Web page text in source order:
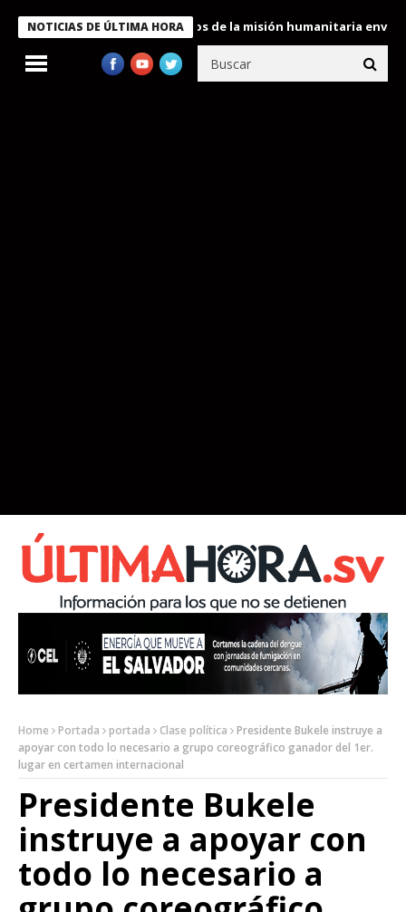
NOTICIAS DE ÚLTIMA HORA
condecora a miembros de la misión humanitaria enviada a
Home Portada portada Clase política
Presidente Bukele instruye a
apoyar con todo lo necesario a grupo coreográfico ganador del 1er.
lugar en certamen internacional
Presidente Bukele
instruye a apoyar con
todo lo necesario a